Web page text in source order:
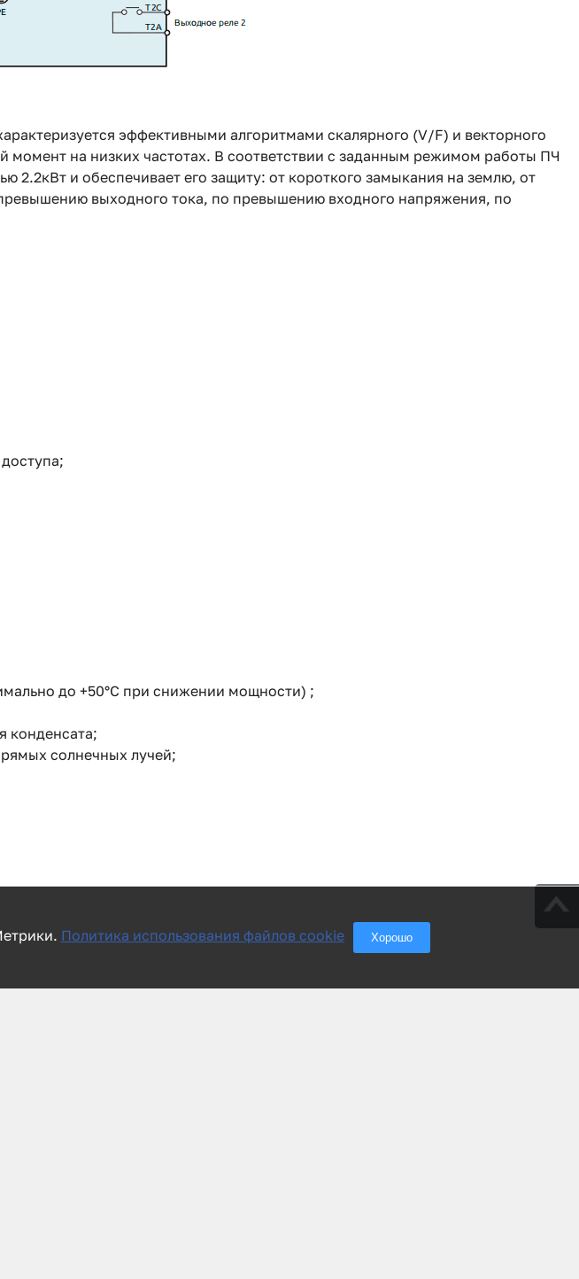
эффективными алгоритмами скалярного (V/F) и векторного
момент на низких частотах. В соответствии с заданным режимом работы ПЧ
2.2кВт и обеспечивает его защиту: от короткого замыкания на землю, от
выходного тока, по превышению входного напряжения, по
до +50°C при снижении мощности) ;
конденсата;
солнечных лучей;
Политика использования файлов cookie Хорошо